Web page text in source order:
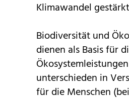
Klimawandel
Biodiversität und
dienen als Basis für
unterschieden in
für die Menschen